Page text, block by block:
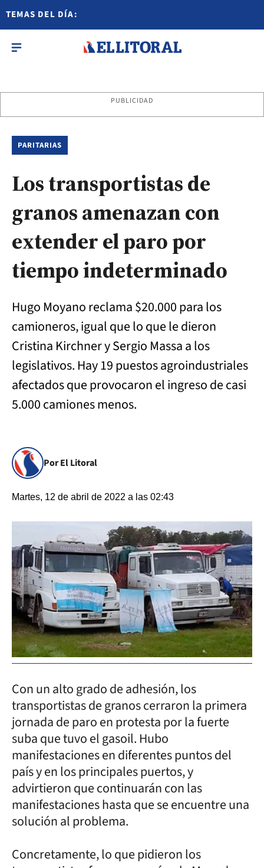
TEMAS DEL DÍA:
PUBLICIDAD
PARITARIAS
Los transportistas de
granos amenazan con
extender el paro por
tiempo indeterminado
Hugo Moyano reclama $20.000 para los
camioneros, igual que lo que le dieron
Cristina Kirchner y Sergio Massa a los
legislativos. Hay 19 puestos agroindustriales
afectados que provocaron el ingreso de casi
5.000 camiones menos.
Por El Litoral
Martes, 12 de abril de 2022 a las 02:43
Con un alto grado de adhesión, los
transportistas de granos cerraron la primera
jornada de paro en protesta por la fuerte
suba que tuvo el gasoil. Hubo
manifestaciones en diferentes puntos del
país y en los principales puertos, y
advirtieron que continuarán con las
manifestaciones hasta que se encuentre una
solución al problema.
Concretamente, lo que pidieron los